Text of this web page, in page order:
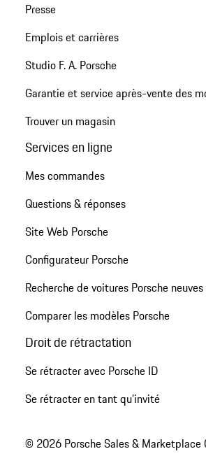
Presse
Emplois et carrières
Studio F. A. Porsche
Garantie et service après-vente des
Trouver un magasin
Services en ligne
Mes commandes
Questions & réponses
Site Web Porsche
Configurateur Porsche
Recherche de voitures Porsche
Comparer les modèles Porsche
Droit de rétractation
Se rétracter avec Porsche ID
Se rétracter en tant qu’invité
© 2026 Porsche Sales & Marketplace